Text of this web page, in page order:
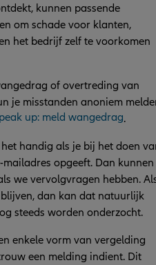
kunnen passende
om schade voor klanten,
het bedrijf zelf te voorkomen
of overtreding van
je misstanden anoniem
up: meld wangedrag.
handig als je bij het doen
opgeeft. Dan kunnen
we vervolgvragen hebben.
dan kan dat natuurlijk
steeds worden onderzocht.
enkele vorm van vergelding
een melding indient. Dit